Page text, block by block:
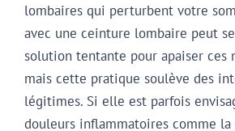
lombaires qui perturbent votre
avec une ceinture lombaire peut
solution tentante pour apaiser ces
mais cette pratique soulève des
légitimes. Si elle est parfois
douleurs inflammatoires comme